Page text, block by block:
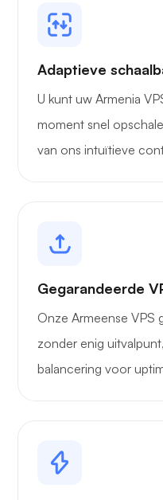
Adaptieve
U kunt uw Armenia
moment snel
van ons intuïtieve
Gegarandeerde
Onze Armeense VPS
zonder enig
balancering voor